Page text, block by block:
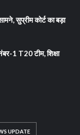
सुप्रीम कोर्ट का बड़ा
1 T20 टीम, शिक्षा
UPDATE